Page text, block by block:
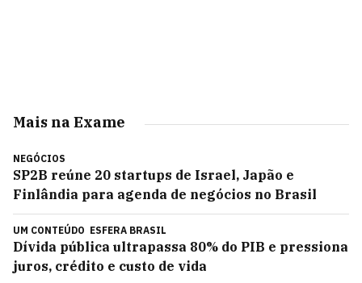
Mais na Exame
NEGÓCIOS
SP2B reúne 20 startups de Israel, Japão e
Finlândia para agenda de negócios no Brasil
UM CONTEÚDO ESFERA BRASIL
Dívida pública ultrapassa 80% do PIB e pressiona
juros, crédito e custo de vida